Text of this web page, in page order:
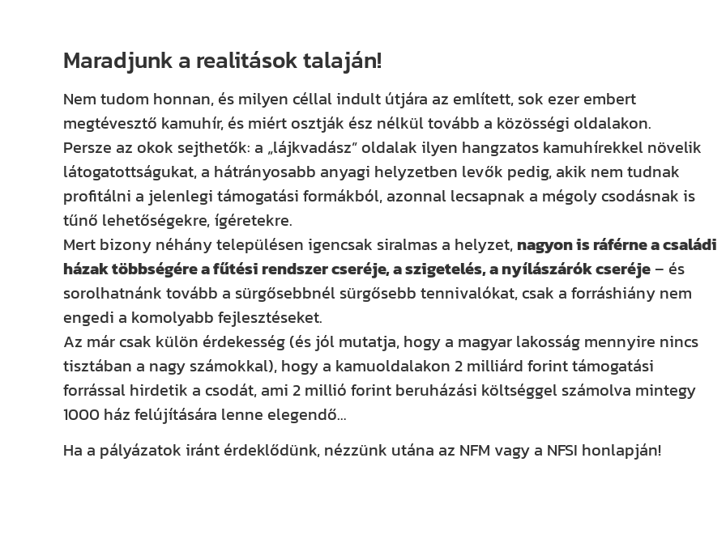
Maradjunk a realitások talaján!
Nem tudom honnan, és milyen céllal indult útjára az említett, sok ezer embert
megtévesztő kamuhír, és miért osztják ész nélkül tovább a közösségi oldalakon.
Persze az okok sejthetők: a „lájkvadász” oldalak ilyen hangzatos kamuhírekkel növelik
látogatottságukat, a hátrányosabb anyagi helyzetben levők pedig, akik nem tudnak
profitálni a jelenlegi támogatási formákból, azonnal lecsapnak a mégoly csodásnak is
tűnő lehetőségekre, ígéretekre.
Mert bizony néhány településen igencsak siralmas a helyzet, nagyon is ráférne a családi
házak többségére a fűtési rendszer cseréje, a szigetelés, a nyílászárók cseréje– és
sorolhatnánk tovább a sürgősebbnél sürgősebb tennivalókat, csak a forráshiány nem
engedi a komolyabb fejlesztéseket.
Az már csak külön érdekesség (és jól mutatja, hogy a magyar lakosság mennyire nincs
tisztában a nagy számokkal), hogy a kamuoldalakon 2 milliárd forint támogatási
forrással hirdetik a csodát, ami 2 millió forint beruházási költséggel számolva mintegy
1000 ház felújítására lenne elegendő…
Ha a pályázatok iránt érdeklődünk, nézzünk utána az NFM vagy a NFSI honlapján!